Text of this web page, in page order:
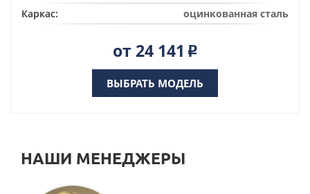
Каркас:
оцинкованная сталь
от 24 141 Р
ВЫБРАТЬ МОДЕЛЬ
НАШИ МЕНЕДЖЕРЫ